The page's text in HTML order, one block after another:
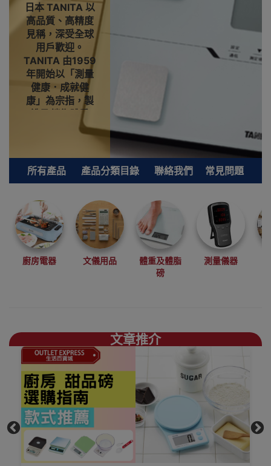
日本 TANITA 以
高品質、高精度
見稱，深受全球
用戶歡迎。
TANITA 由1959
年開始以「測量
健康．成就健
康」為宗指，製
造及銷售體重
磅。1992年研發
體組成分析機等
銷售多款Tanita
體脂磅組成計、
計時器、濕度
計、廚房食物電
專櫃，歡迎參觀
試用評價
Tanita體重及體脂
磅香港銷售點
所有產品 產品分類目錄 聯絡我們 常見問題
廚房電器 文儀用品
體重及體脂
磅
測量儀器
文章推介